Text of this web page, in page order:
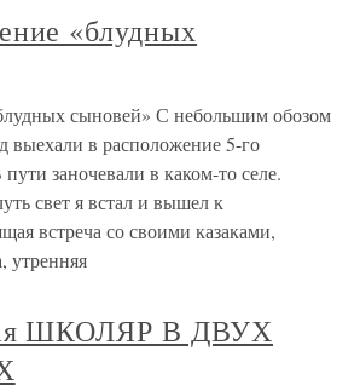
«блудных
сыновей» С небольшим обозом
выехали в расположение 5-го
заночевали в каком-то селе.
свет я встал и вышел к
встреча со своими казаками,
утренняя
ШКОЛЯР В ДВУХ